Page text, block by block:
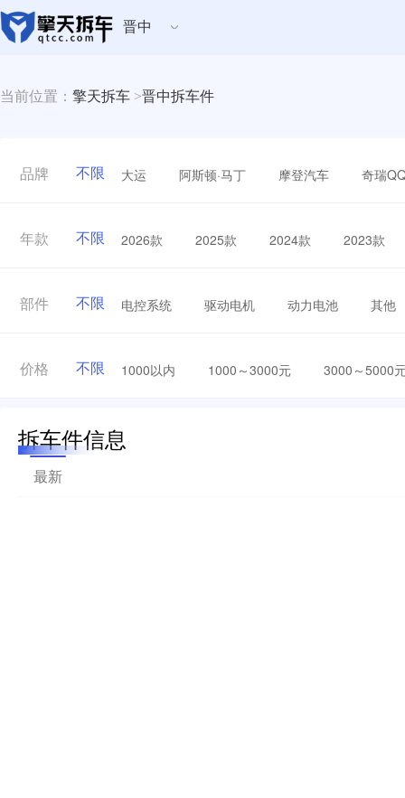
晋中
当前位置： 擎天拆车 >晋中拆车件
品牌 不限 大运 阿斯顿·马丁 摩登汽车 奇瑞
年款 不限 2026款 2025款 2024款 2023款
部件 不限 电控系统 驱动电机 动力电池 其他
价格 不限 1000以内 1000～3000元 3000～5000
拆车件信息
最新